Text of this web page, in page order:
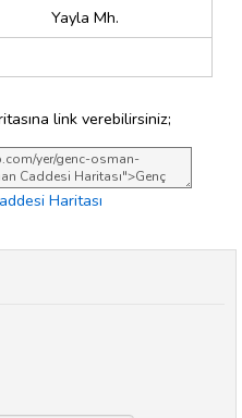
Yayla Mh.
link verebilirsiniz;
Haritası